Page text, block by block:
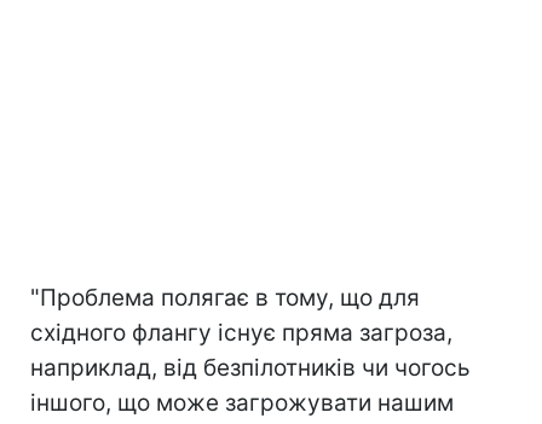
"Проблема полягає в тому, що для
східного флангу існує пряма загроза,
наприклад, від безпілотників чи чогось
іншого, що може загрожувати нашим